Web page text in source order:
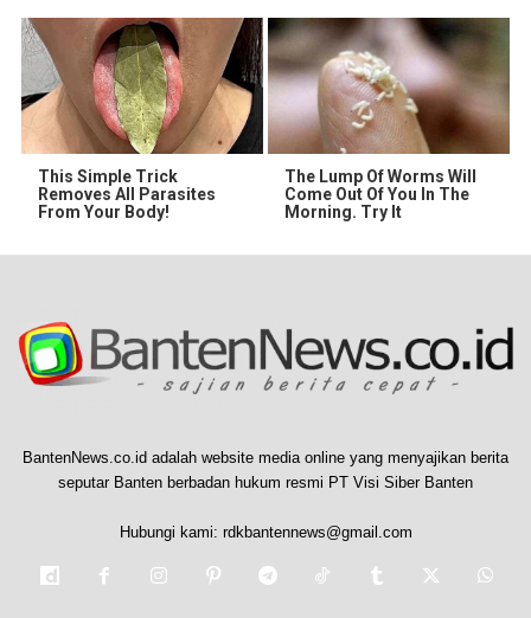
This Simple Trick
Removes All Parasites
From Your Body!
The Lump Of Worms Will
Come Out Of You In The
Morning. Try It
BantenNews.co.id adalah website media online yang menyajikan berita
seputar Banten berbadan hukum resmi PT Visi Siber Banten
Hubungi kami: rdkbantennews@gmail.com